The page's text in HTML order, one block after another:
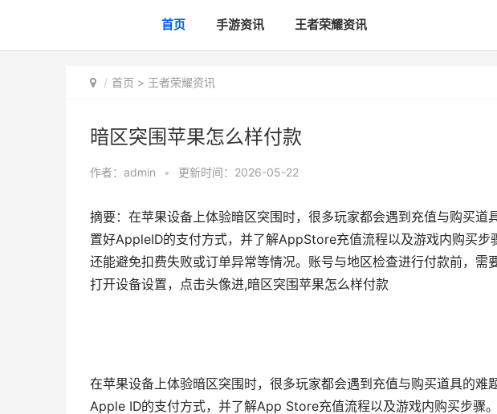
首页 手游资讯 王者荣耀资讯
首页 > 王者荣耀资讯
暗区突围苹果怎么样付款
作者： admin • 更新时间：2026-05-22
摘要：在苹果设备上体验暗区突围时，很多玩家都会遇到充值与购买道
置好AppleID的支付方式，并了解AppStore充值流程以及游戏内购买步
还能避免扣费失败或订单异常等情况。账号与地区检查进行付款前，需
打开设备设置，点击头像进,暗区突围苹果怎么样付款
在苹果设备上体验暗区突围时，很多玩家都会遇到充值与购买道具的难
Apple ID的支付方式，并了解App Store充值流程以及游戏内购买步骤